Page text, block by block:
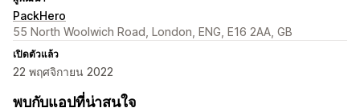
PackHero
55 North Woolwich Road, London, ENG, E16 2AA, GB
เปิดตัวแล้ว
22 พฤศจิกายน 2022
พบกับแอปที่น่าสนใจ